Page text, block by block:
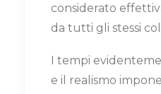
considerato
da tutti gli stessi
I tempi
e il realismo